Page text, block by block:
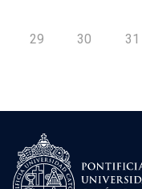
29 30 31